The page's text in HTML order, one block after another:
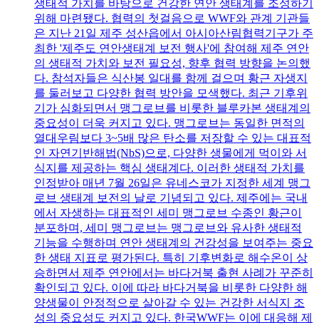
생태적 가치를 바탕으로 건강한 연안 생태계를 조성하기
위해 마련됐다. 협력의 첫걸음으로 WWF와 관계 기관들
은 지난 21일 제주 성산읍에서 아시아산림협력기구가 주
최한 '제주도 연안생태계 보전 행사'에 참여해 제주 연안
의 생태적 가치와 보전 필요성, 향후 협력 방향을 논의했
다. 참석자들은 식산봉 일대를 함께 걸으며 황근 자생지
를 둘러보고 다양한 협력 방안을 모색했다. 최근 기후위
기가 심화되면서 맹그로브를 비롯한 블루카본 생태계의
중요성이 더욱 커지고 있다. 맹그로브는 동일한 면적의
열대우림보다 3~5배 많은 탄소를 저장할 수 있는 대표적
인 자연기반해법(NbS)으로, 다양한 생물에게 먹이와 서
식지를 제공하는 핵심 생태계다. 이러한 생태적 가치를
인정받아 매년 7월 26일은 유네스코가 지정한 세계 맹그
로브 생태계 보전의 날로 기념되고 있다. 제주에는 국내
에서 자생하는 대표적인 세미 맹그로브 수종인 황근이
분포하며, 세미 맹그로브는 맹그로브와 유사한 생태적
기능을 수행하며 연안 생태계의 건강성을 보여주는 중요
한 생태 지표로 평가된다. 특히 기후변화로 해수온이 상
승하면서 제주 연안에서는 바다거북 출현 사례가 꾸준히
확인되고 있다. 이에 따라 바다거북을 비롯한 다양한 해
양생물이 안정적으로 살아갈 수 있는 건강한 서식지 조
성의 중요성도 커지고 있다. 한국WWF는 이에 대응해 제